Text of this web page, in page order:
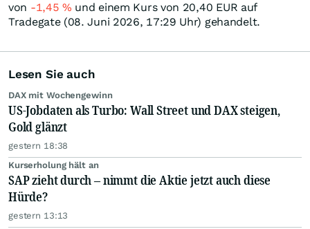
von -1,45% und einem Kurs von 20,40 EUR auf
Tradegate (08. Juni 2026, 17:29 Uhr) gehandelt.
Lesen Sie auch
DAX mit Wochengewinn
US-Jobdaten als Turbo: Wall Street und DAX steigen,
Gold glänzt
gestern 18:38
Kurserholung hält an
SAP zieht durch – nimmt die Aktie jetzt auch diese
Hürde?
gestern 13:13